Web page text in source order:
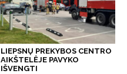
LIEPSNŲ PREKYBOS CENTRO
AIKŠTELĖJE PAVYKO
IŠVENGTI